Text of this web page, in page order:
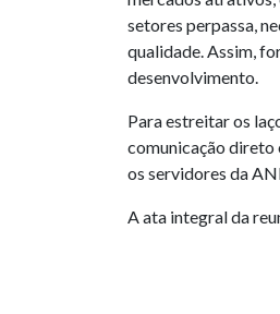
setores perpassa,
qualidade. Assim,
desenvolvimento.
Para estreitar os
comunicação direto
os servidores da
A ata integral da